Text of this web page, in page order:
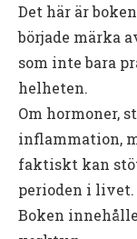
Det här är
började märka
som inte bara
helheten.
Om hormoner,
inflammation,
faktiskt kan
perioden i livet.
Boken